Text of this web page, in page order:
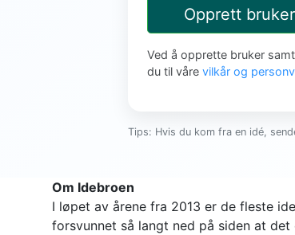
Opprett bruker
Ved å opprette bruker
du til våre vilkår og
Tips: Hvis du kom fra en idé,
Om Idebroen
I løpet av årene fra 2013 er de fleste
forsvunnet så langt ned på siden at